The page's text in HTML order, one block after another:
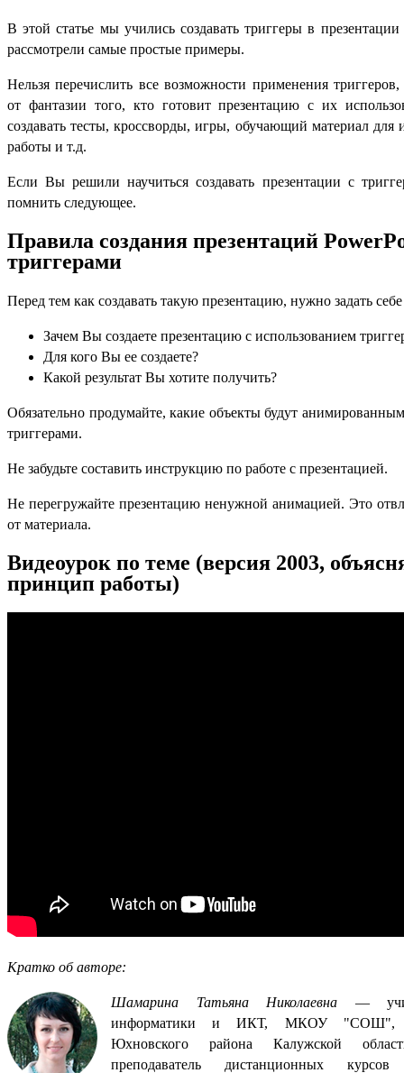
В этой статье мы учились создавать триггеры в
рассмотрели самые простые примеры.
Нельзя перечислить все возможности применения
от фантазии того, кто готовит презентацию с их
создавать тесты, кроссворды, игры, обучающий материал для
работы и т.д.
Если Вы решили научиться создавать презентации с
помнить следующее.
Правила создания презентаций
триггерами
Перед тем как создавать такую презентацию, нужно задать
Зачем Вы создаете презентацию с использованием
Для кого Вы ее создаете?
Какой результат Вы хотите получить?
Обязательно продумайте, какие объекты будут
триггерами.
Не забудьте составить инструкцию по работе с презентацией.
Не перегружайте презентацию ненужной анимацией. Это
от материала.
Видеоурок по теме (версия 2003,
принцип работы)
Кратко об авторе:
Шамарина Татьяна Николаевна —
информатики и ИКТ, МКОУ "СОШ",
Юхновского района Калужской
преподаватель дистанционных